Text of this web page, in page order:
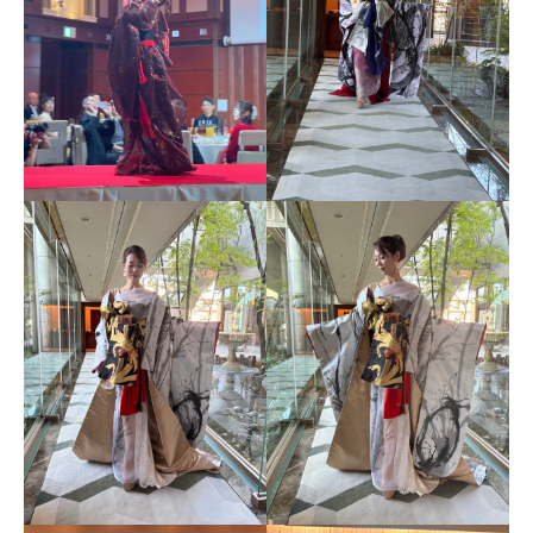
染
工
匠
美
之
-
m
i
y
u
k
i
-
』
の
公
式
ホ
d
m
i
n